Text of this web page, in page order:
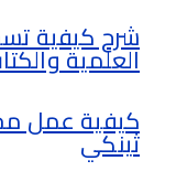
شرح كيفية
العلمية
كيفية عمل
ثينكي